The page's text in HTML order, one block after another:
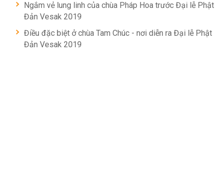
Ngắm vẻ lung linh của chùa Pháp Hoa trước Đại lễ Phật
Đản Vesak 2019
Điều đặc biệt ở chùa Tam Chúc - nơi diễn ra Đại lễ Phật
Đản Vesak 2019